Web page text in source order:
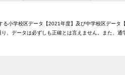
小学校区データ【2021年度】及び中学校区デー
データは必ずしも正確とは言えません。また、